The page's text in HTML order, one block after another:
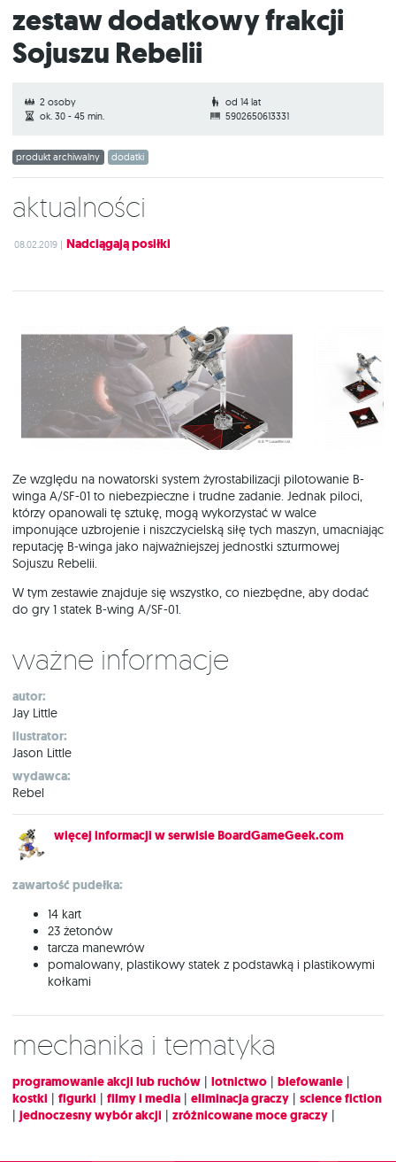
Zestaw dodatkowy frakcji
Sojuszu Rebelii
2 osoby
od 14 lat
ok. 30 - 45 min.
5902650613331
produkt archiwalny dodatki
Aktualności
08.02.2019 | Nadciągają posiłki
Ze względu na nowatorski system żyrostabilizacji pilotowanie B-
winga A/SF-01 to niebezpieczne i trudne zadanie. Jednak piloci,
którzy opanowali tę sztukę, mogą wykorzystać w walce
imponujące uzbrojenie i niszczycielską siłę tych maszyn, umacniając
reputację B-winga jako najważniejszej jednostki szturmowej
Sojuszu Rebelii.
W tym zestawie znajduje się wszystko, co niezbędne, aby dodać
do gry 1 statek B-wing A/SF-01.
Ważne informacje
autor:
Jay Little
ilustrator:
Jason Little
wydawca:
Rebel
więcej informacji w serwisie BoardGameGeek.com
zawartość pudełka:
14 kart
23 żetonów
tarcza manewrów
pomalowany, plastikowy statek z podstawką i plastikowymi
kołkami
Mechanika i tematyka
programowanie akcji lub ruchów | lotnictwo | blefowanie |
kostki | figurki | filmy i media | eliminacja graczy | science fiction
| jednoczesny wybór akcji | zróżnicowane moce graczy |